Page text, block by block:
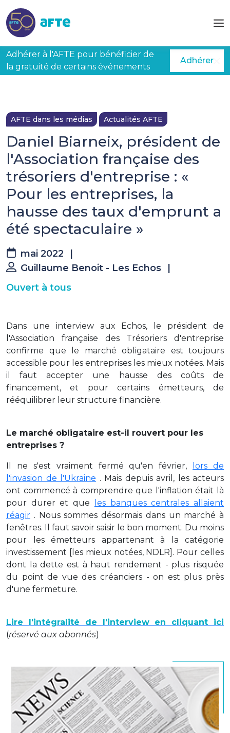
Adhérer à l'AFTE pour bénéficier de
la gratuité de certains événements
Adhérer
AFTE dans les médias Actualités AFTE
Daniel Biarneix, président de
l'Association française des
trésoriers d'entreprise : «
Pour les entreprises, la
hausse des taux d'emprunt a
été spectaculaire »
mai 2022
Guillaume Benoit - Les Echos
Ouvert à tous
Dans une interview aux Echos, le président de
l'Association française des Trésoriers d'entreprise
confirme que le marché obligataire est toujours
accessible pour les entreprises les mieux notées. Mais
il faut accepter une hausse des coûts de
financement, et pour certains émetteurs, de
rééquilibrer leur structure financière.
Le marché obligataire est-il rouvert pour les
entreprises ?
Il ne s'est vraiment fermé qu'en février,
lors de
l'invasion de l'Ukraine . Mais depuis avril, les acteurs
ont commencé à comprendre que l'inflation était là
pour durer et que
les banques centrales allaient
réagir . Nous sommes désormais dans un marché à
fenêtres. Il faut savoir saisir le bon moment. Du moins
pour les émetteurs appartenant à la catégorie
investissement [les mieux notées, NDLR]. Pour celles
dont la dette est à haut rendement - plus risquée
du point de vue des créanciers - on est plus près
d'une fermeture.
Lire l'intégralité de l'interview en cliquant ici
(réservé aux abonnés)